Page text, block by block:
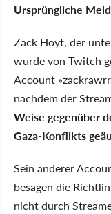
Ursprüngliche
Zack Hoyt, der
wurde von Twitch
Account
nachdem der
Weise gegenüber
Gaza-Konflikts
Sein anderer
besagen die
nicht durch